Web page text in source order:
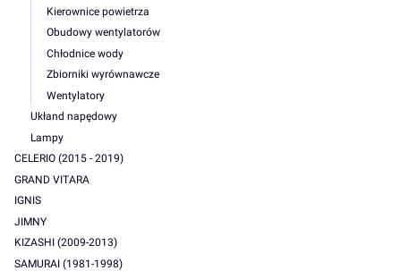
Kierownice powietrza
Obudowy wentylatorów
Chłodnice wody
Zbiorniki wyrównawcze
Wentylatory
Ukłand napędowy
Lampy
CELERIO (2015 - 2019)
GRAND VITARA
IGNIS
JIMNY
KIZASHI (2009-2013)
SAMURAI (1981-1998)